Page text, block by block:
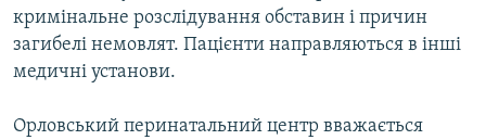
кримінальне розслідування обставин і причин
загибелі немовлят. Пацієнти направляються в інші
медичні установи.
Орловський перинатальний центр вважається